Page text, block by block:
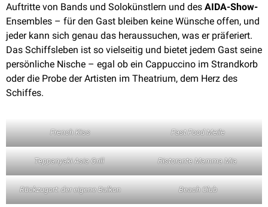
Auftritte von Bands und Solokünstlern und des AIDA-Show-
Ensembles – für den Gast bleiben keine Wünsche offen, und
jeder kann sich genau das heraussuchen, was er präferiert.
Das Schiffsleben ist so vielseitig und bietet jedem Gast seine
persönliche Nische – egal ob ein Cappuccino im Strandkorb
oder die Probe der Artisten im Theatrium, dem Herz des
Schiffes.
French Kiss Fast Food Meile
Teppanyaki Asia Grill Ristorante Mamma Mia​​
Rückzugort: der eigene Balkon Beach Club